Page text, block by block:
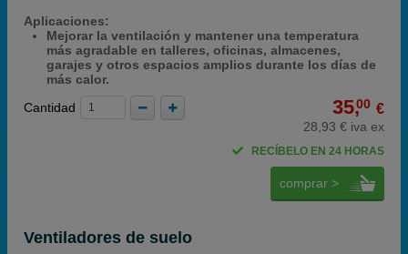
Aplicaciones:
Mejorar la ventilación y mantener una temperatura
más agradable en talleres, oficinas, almacenes,
garajes y otros espacios amplios durante los días de
más calor.
Cantidad
35,00 €
28,93 € iva ex
RECÍBELO EN 24 HORAS
comprar >
Ventiladores de suelo